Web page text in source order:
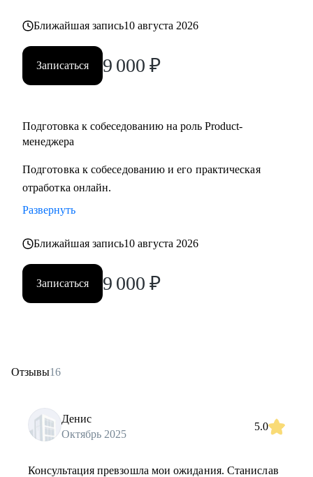
• Для уже опытных специалистов в сфере Project/Product- и
Bizdev-менеджеров, которые хотят расти
Ближайшая запись10 августа 2026
Записаться 9 000 ₽
Подготовка к собеседованию на роль Product-
менеджера
Подготовка к собеседованию и его практическая
отработка онлайн.
Развернуть
Ближайшая запись10 августа 2026
Записаться 9 000 ₽
Отзывы16
Денис
Октябрь 2025
5.0
Консультация превзошла мои ожидания. Станислав